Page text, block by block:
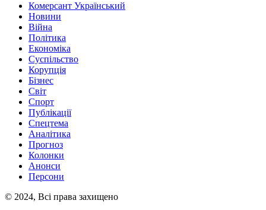
Комерсант Український
Новини
Війна
Політика
Економіка
Суспільство
Корупція
Бізнес
Світ
Спорт
Публікації
Спецтема
Аналітика
Прогноз
Колонки
Анонси
Персони
© 2024, Всі права захищено